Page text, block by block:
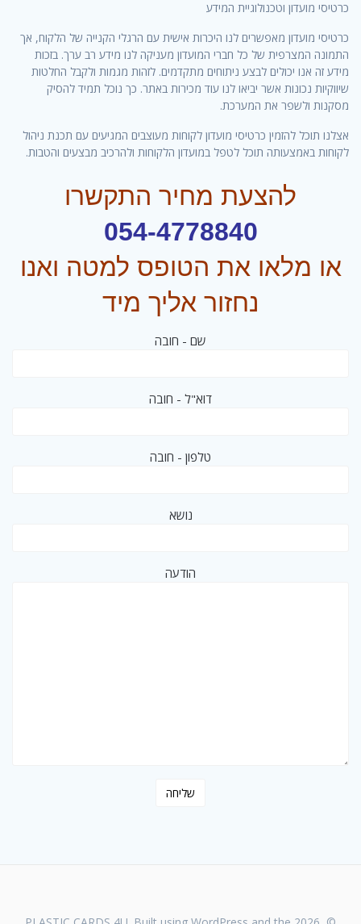
כרטיסי מועדון וטכנולוגיית המידע
כרטיסי מועדון מאפשרים לנו היכרות אישית עם הרגלי הקנייה של הלקוח, אך
התמונה המצרפית של כל חברי המועדון מעניקה לנו מידע רב ערך. בזכות
מידע זה אנו יכולים לבצע ניתוחים מתקדמים. לזהות מגמות ולקבל החלטות
שיווקיות נכונות אשר יביאו לנו עוד מכירות באתר. כך נוכל תמיד להסיק
מסקנות ולשפר את המערכת.
אצלנו תוכל להזמין כרטיסי מועדון לקוחות מעוצבים המגיעים עם תכנת ניהול
לקוחות באמצעותה תוכל לטפל במועדון הלקוחות ולהרכיב מבצעים והטבות.
להצעת מחיר התקשרו
054-4778840
או מלאו את הטופס למטה ואנו
נחזור אליך מיד
שם - חובה
דוא"ל - חובה
טלפון - חובה
נושא
הודעה